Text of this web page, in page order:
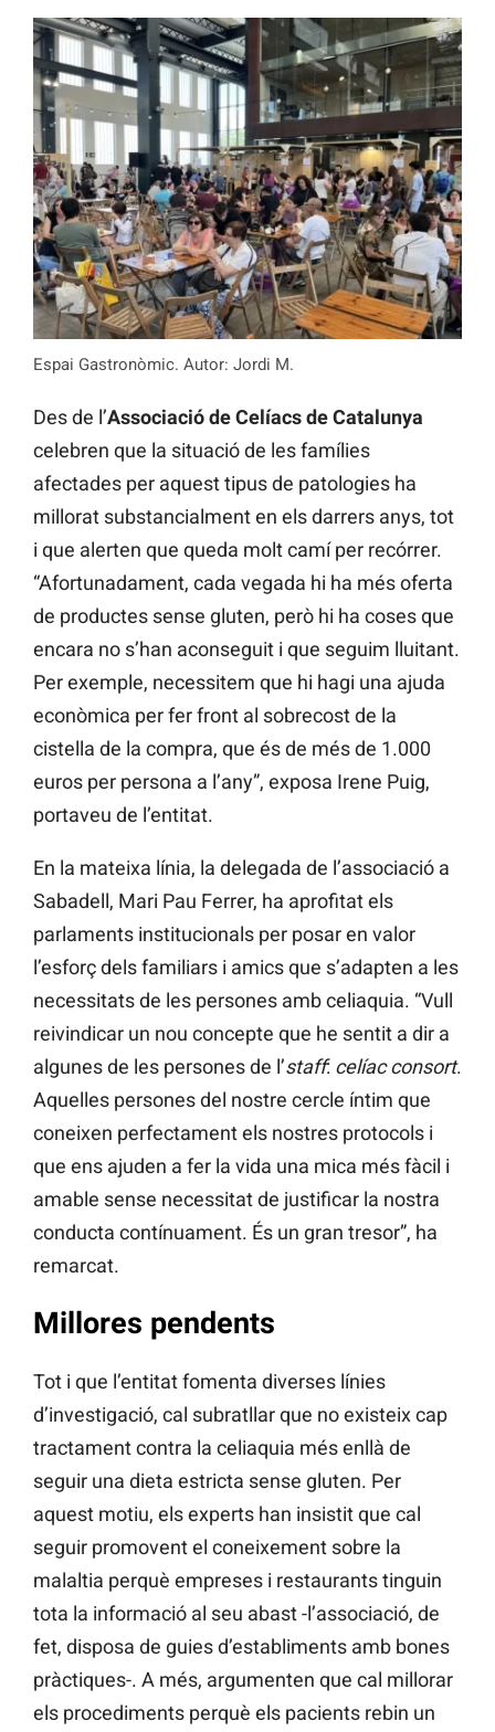
Espai Gastronòmic. Autor: Jordi M.
Des de l’Associació de Celíacs de Catalunya
celebren que la situació de les famílies
afectades per aquest tipus de patologies ha
millorat substancialment en els darrers anys, tot
i que alerten que queda molt camí per recórrer.
“Afortunadament, cada vegada hi ha més oferta
de productes sense gluten, però hi ha coses que
encara no s’han aconseguit i que seguim lluitant.
Per exemple, necessitem que hi hagi una ajuda
econòmica per fer front al sobrecost de la
cistella de la compra, que és de més de 1.000
euros per persona a l’any”, exposa Irene Puig,
portaveu de l’entitat.
En la mateixa línia, la delegada de l’associació a
Sabadell, Mari Pau Ferrer, ha aprofitat els
parlaments institucionals per posar en valor
l’esforç dels familiars i amics que s’adapten a les
necessitats de les persones amb celiaquia. “Vull
reivindicar un nou concepte que he sentit a dir a
algunes de les persones de l’staff: celíac consort.
Aquelles persones del nostre cercle íntim que
coneixen perfectament els nostres protocols i
que ens ajuden a fer la vida una mica més fàcil i
amable sense necessitat de justificar la nostra
conducta contínuament. És un gran tresor”, ha
remarcat.
Millores pendents
Tot i que l’entitat fomenta diverses línies
d’investigació, cal subratllar que no existeix cap
tractament contra la celiaquia més enllà de
seguir una dieta estricta sense gluten. Per
aquest motiu, els experts han insistit que cal
seguir promovent el coneixement sobre la
malaltia perquè empreses i restaurants tinguin
tota la informació al seu abast -l’associació, de
fet, disposa de guies d’establiments amb bones
pràctiques-. A més, argumenten que cal millorar
els procediments perquè els pacients rebin un